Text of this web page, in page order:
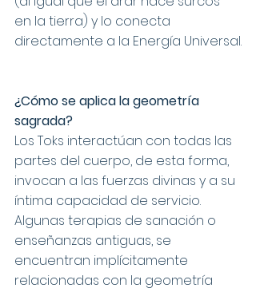
en la tierra) y lo conecta
directamente a la Energía Universal.
¿­Cómo se aplica la geometría
sagrada?
Los Toks interactúan con todas las
partes del cuerpo, de esta forma,
invocan a las fuerzas divinas y a su
íntima capacidad de servicio.
Algunas terapias de sanación o
enseñanzas antiguas, se
encuentran implícitamente
relacionadas con la geometría